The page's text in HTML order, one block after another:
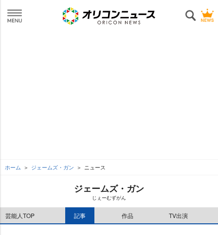
ホーム ジェームズ・ガン ニュース
ジェームズ・ガン
じぇーむずがん
芸能人TOP 記事 作品 TV出演